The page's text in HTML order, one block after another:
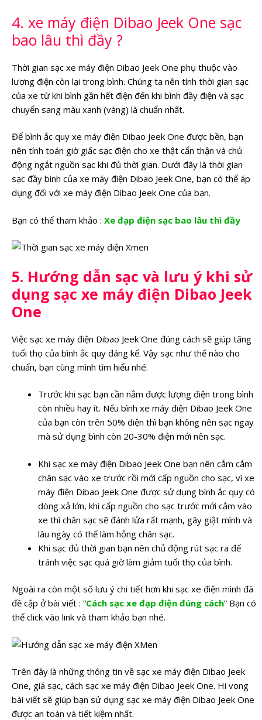
4. xe máy điện Dibao Jeek One sạc
bao lâu thì đầy ?
Thời gian sạc xe máy điện Dibao Jeek One phụ thuộc vào
lượng điện còn lại trong bình. Chúng ta nên tính thời gian sạc
của xe từ khi bình gần hết điện đến khi bình đầy điện và sạc
chuyển sang màu xanh (vàng) là chuẩn nhất.
Để bình ắc quy xe máy điện Dibao Jeek One được bền, bạn
nên tính toán giờ giấc sạc điện cho xe thật cẩn thận và chủ
động ngắt nguồn sạc khi đủ thời gian. Dưới đây là thời gian
sạc đầy bình của xe máy điện Dibao Jeek One, bạn có thể áp
dụng đối với xe máy điện Dibao Jeek One của bạn.
Bạn có thể tham khảo : Xe đạp điện sạc bao lâu thì đầy
5. Hướng dẫn sạc và lưu ý khi sử
dụng sạc xe máy điện Dibao Jeek
One
Việc sạc xe máy điện Dibao Jeek One đúng cách sẽ giúp tăng
tuổi thọ của bình ắc quy đáng kể. Vậy sạc như thế nào cho
chuẩn, bạn cùng mình tìm hiểu nhé.
Trước khi sạc bạn cần nắm được lượng điện trong bình
còn nhiều hay ít. Nếu bình xe máy điện Dibao Jeek One
của bạn còn trên 50% điện thì bạn không nên sạc ngay
mà sử dụng bình còn 20-30% điện mới nên sạc.
Khi sạc xe máy điện Dibao Jeek One bạn nên cắm cắm
chân sạc vào xe trước rồi mới cấp nguồn cho sạc, vì xe
máy điện Dibao Jeek One được sử dụng bình ắc quy có
dòng xả lớn, khi cấp nguồn cho sạc trước mới cắm vào
xe thì chân sạc sẽ đánh lửa rất mạnh, gây giật mình và
lâu ngày có thể làm hỏng chân sạc.
Khi sạc đủ thời gian bạn nên chủ động rút sạc ra để
tránh việc sạc quá giờ làm giảm tuổi thọ của bình.
Ngoài ra còn một số lưu ý chi tiết hơn khi sạc xe điện mình đã
đề cập ở bài viết : “Cách sạc xe đạp điện đúng cách” Bạn có
thể click vào link và tham khảo bạn nhé.
Trên đây là những thông tin về sạc xe máy điện Dibao Jeek
One, giá sạc, cách sạc xe máy điện Dibao Jeek One. Hi vọng
bài viết sẽ giúp bạn sử dụng sạc xe máy điện Dibao Jeek One
được an toàn và tiết kiệm nhất.